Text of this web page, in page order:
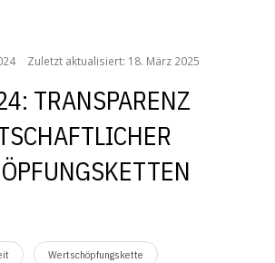
Zuletzt aktualisiert: 18. März 2025
TRANSPARENZ
Wertschöpfungskette